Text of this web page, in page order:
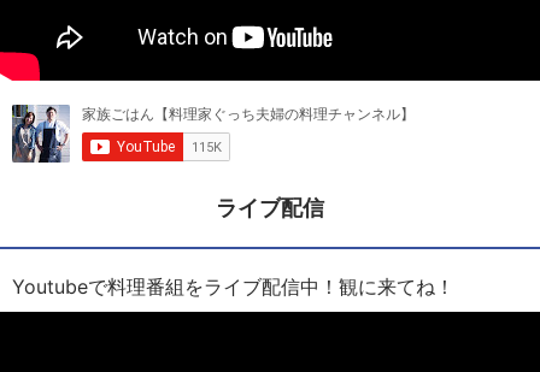
ライブ配信
Youtubeで料理番組をライブ配信中！観に来てね！